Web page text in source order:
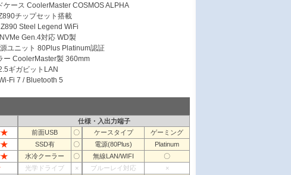
ケース CoolerMaster COSMOS ALPHA
チップセット搭載
Steel Legend WiFi
Gen.4対応 WD製
ユニット 80Plus Platinum認証
ー CoolerMaster製 360mm
ギガビットLAN
Fi 7 / Bluetooth 5
仕様・入出力端子
★ 前面USB 〇 ケースタイプ
ゲーミング
★ SSD有 〇 電源(80Plus)
Platinum
★ 水冷クーラー 〇 無線LAN/WIFI
〇
光学ドライブ × ブルーレイ対応
×